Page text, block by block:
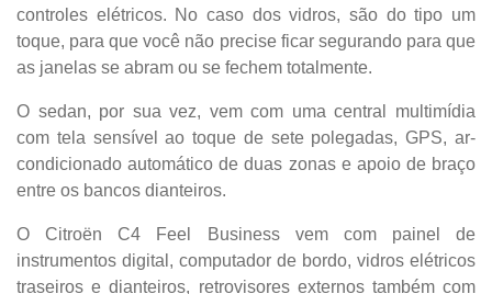
controles elétricos. No caso dos vidros, são do tipo um
toque, para que você não precise ficar segurando para que
as janelas se abram ou se fechem totalmente.
O sedan, por sua vez, vem com uma central multimídia
com tela sensível ao toque de sete polegadas, GPS, ar-
condicionado automático de duas zonas e apoio de braço
entre os bancos dianteiros.
O Citroën C4 Feel Business vem com painel de
instrumentos digital, computador de bordo, vidros elétricos
traseiros e dianteiros, retrovisores externos também com